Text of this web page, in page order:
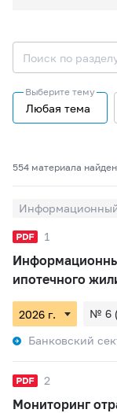
Выберите тему
Любая тема
554 материалa
1
ипотечного
№ 6
Банковский
2
Мониторинг